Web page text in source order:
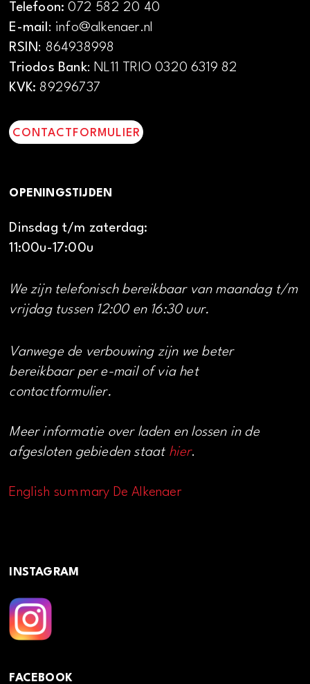
Telefoon:072 582 20 40
E-mail: info@alkenaer.nl
RSIN: 864938998
Triodos Bank: NL11 TRIO 0320 6319 82
KVK: 89296737
CONTACTFORMULIER
OPENINGSTIJDEN
Dinsdag t/m zaterdag:
11:00u-17:00u
We zijn telefonisch bereikbaar van maandag t/m
vrijdag tussen 12:00 en 16:30 uur.
Vanwege de verbouwing zijn we beter
bereikbaar per e-mail of via het
contactformulier.
Meer informatie over laden en lossen in de
afgesloten gebieden staat hier.
English summary De Alkenaer
INSTAGRAM
FACEBOOK